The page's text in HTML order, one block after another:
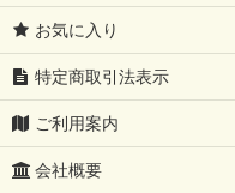
お気に入り
特定商取引法表示
ご利用案内
会社概要